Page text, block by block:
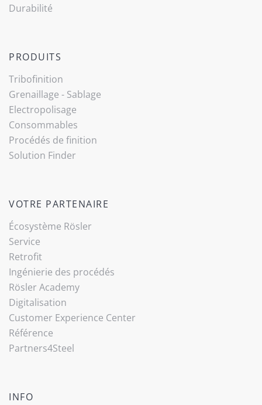
Durabilité
PRODUITS
Tribo­finition
Grenaillage - Sablage
Electropolisage
Consommables
Procédés de finition
Solution Finder
VOTRE PARTENAIRE
Écosystème Rösler
Service
Retrofit
Ingénierie des procédés
Rösler Academy
Digitalisation
Customer Experience Center
Référence
Partners4Steel
INFO